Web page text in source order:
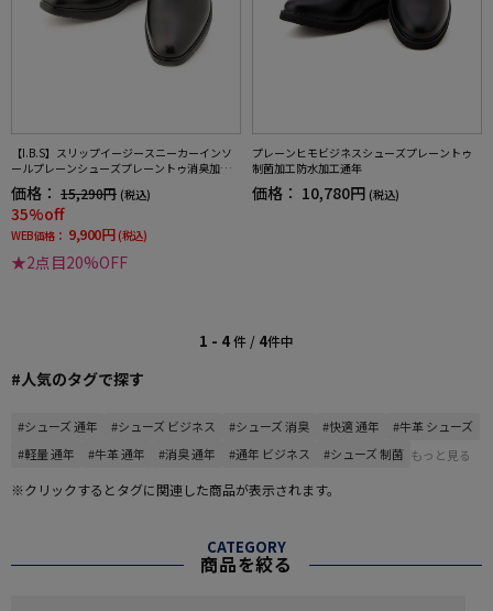
【I.B.S】スリップイージースニーカーインソ
ールプレーンシューズプレーントゥ消臭加工
防水加工通年
価格： 15,290円 (税込)
35%off
WEB価格： 9,900円 (税込)
★2点目20%OFF
プレーンヒモビジネスシューズプレーントゥ
制菌加工防水加工通年
価格： 10,780円 (税込)
1 - 4件 / 4件中
#人気のタグで探す
#シューズ 通年 #シューズ ビジネス #シューズ 消臭 #快適 通年
#牛革 シューズ
#軽量 通年
#牛革 通年 #消臭 通年 #通年 ビジネス #シューズ 制菌 もっと見る
※クリックするとタグに関連した商品が表示されます。
CATEGORY
商品を絞る